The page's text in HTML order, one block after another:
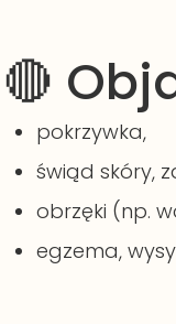
🔴
pokrzywka,
świąd skóry,
obrzęki (np.
egzema,